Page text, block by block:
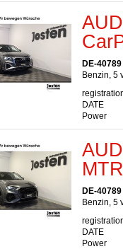
DE-
Benzin, 5
DATE
Power
DE-
Benzin, 5
DATE
Power